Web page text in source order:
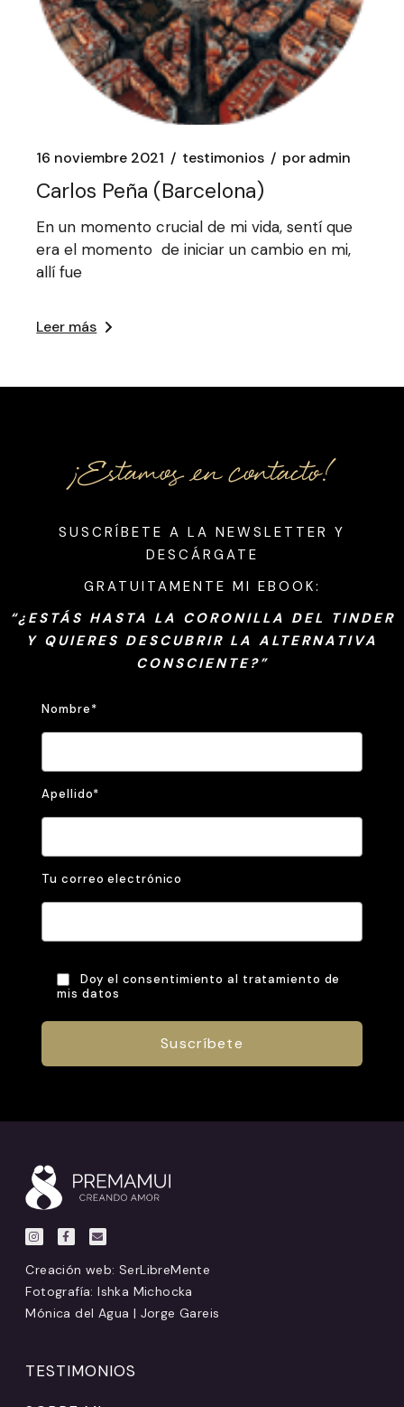
16 noviembre 2021 testimonios poradmin
Carlos Peña (Barcelona)
En un momento crucial de mi vida, sentí que
era el momento de iniciar un cambio en mi,
allí fue
Leer más
¡Estamos en contacto!
SUSCRÍBETE A LA NEWSLETTER Y
DESCÁRGATE
GRATUITAMENTE MI EBOOK:
“¿ESTÁS HASTA LA CORONILLA DEL TINDER
Y QUIERES DESCUBRIR LA ALTERNATIVA
CONSCIENTE?”
Nombre*
Apellido*
Tu correo electrónico
Doy el consentimiento al tratamiento de
mis datos
Creación web: SerLibreMente
Fotografía: Ishka Michocka
Mónica del Agua | Jorge Gareis
TESTIMONIOS